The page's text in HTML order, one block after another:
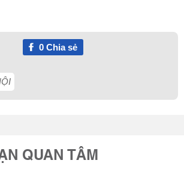
0Chia sẻ
QUAN TÂM